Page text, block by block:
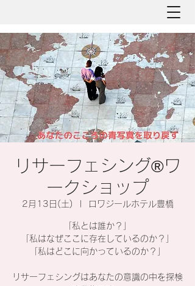
リサーフェシング®︎ワ
ークショップ
2月13日(土) ロワジールホテル豊橋
「私とは誰か？」
「私はなぜここに存在しているのか？」
「私はどこに向かっているのか？」
リサーフェシングはあなたの意識の中を探検